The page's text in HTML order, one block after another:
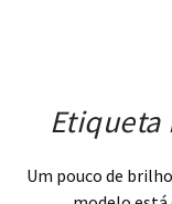
Etiqueta
Um pouco de